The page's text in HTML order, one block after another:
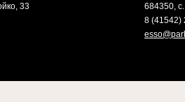
33
684350,
8 (41542)